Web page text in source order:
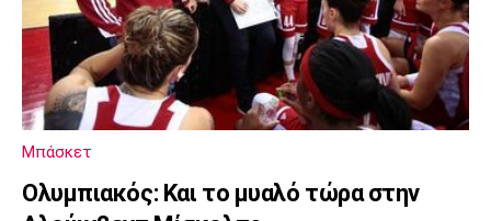
Μπάσκετ
Ολυμπιακός: Και το μυαλό τώρα στην